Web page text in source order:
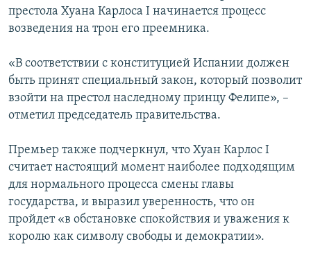
Все сайты RFE/RL
престола Хуана Карлоса I начинается процесс
возведения на трон его преемника.
«В соответствии с конституцией Испании должен
быть принят специальный закон, который позволит
взойти на престол наследному принцу Фелипе», –
отметил председатель правительства.
Премьер также подчеркнул, что Хуан Карлос I
считает настоящий момент наиболее подходящим
для нормального процесса смены главы
государства, и выразил уверенность, что он
пройдет «в обстановке спокойствия и уважения к
королю как символу свободы и демократии».